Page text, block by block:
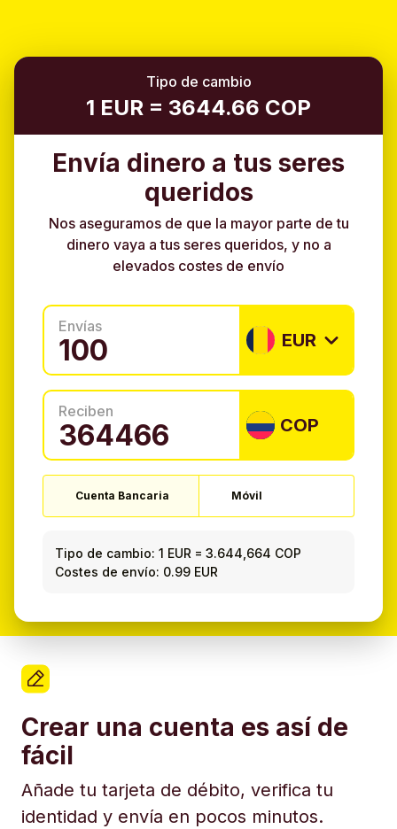
Tipo de cambio
1 EUR = 3644.66 COP
Envía dinero a tus seres
queridos
Nos aseguramos de que la mayor parte de tu
dinero vaya a tus seres queridos, y no a
elevados costes de envío
Envías
EUR
Reciben
COP
Cuenta Bancaria Móvil
Tipo de cambio: 1 EUR =3.644,664 COP
Costes de envío: 0.99 EUR
Crear una cuenta es así de
fácil
Añade tu tarjeta de débito, verifica tu
identidad y envía en pocos minutos.